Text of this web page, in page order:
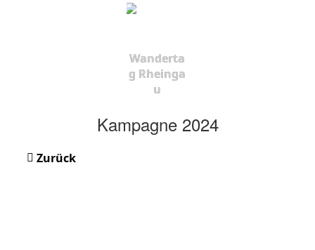
Wanderta
g Rheinga
u
Kampagne 2024
Zurück